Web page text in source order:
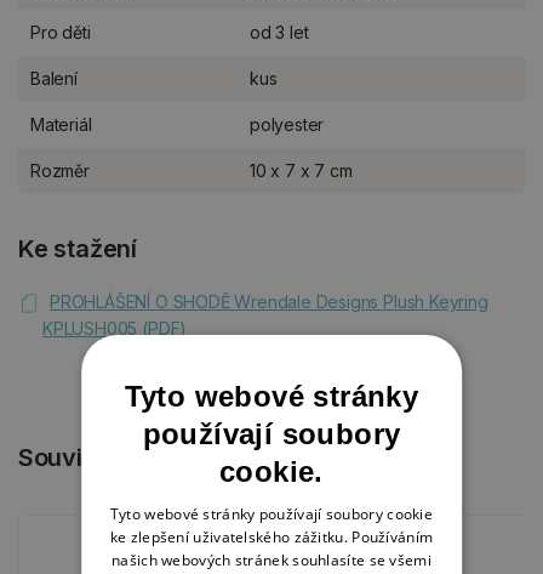
Pro děti od 3 let
Balení kus
Materiál polyester
Rozměr 10 x 7 x 7 cm
Ke stažení
PROHLÁŠENÍ O SHODĚ Wrendale Designs Plush Keyring
KPLUSH005 (PDF)
Související produkty
Tyto webové stránky
používají soubory
cookie.
Tyto webové stránky používají soubory cookie
ke zlepšení uživatelského zážitku. Používáním
našich webových stránek souhlasíte se všemi